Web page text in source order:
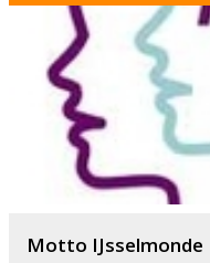
Motto IJsselmonde